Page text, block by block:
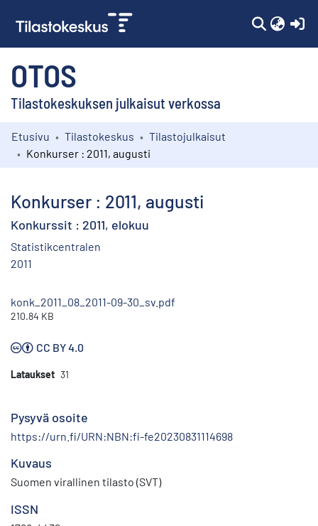
OTOS
Tilastokeskuksen julkaisut verkossa
Kokoelmat
Etusivu Tilastokeskus
Tilastojulkaisut
Konkurser : 2011, augusti
Konkurser : 2011, augusti
Konkurssit : 2011, elokuu
Statistikcentralen
2011
konk_2011_08_2011-09-30_sv.pdf
210.84 KB
CC BY 4.0
Lataukset 31
Pysyvä osoite
https://urn.fi/URN:NBN:fi-fe20230831114698
Kuvaus
Suomen virallinen tilasto (SVT)
ISSN